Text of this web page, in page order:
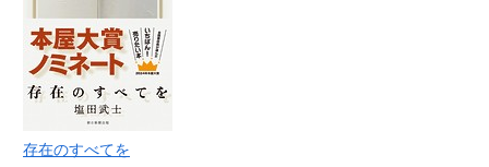
存在のすべてを